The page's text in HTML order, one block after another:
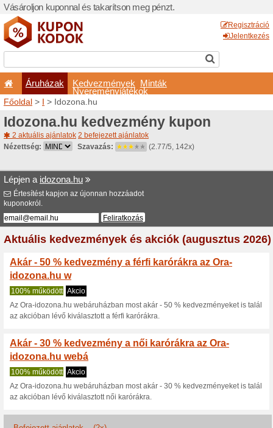
Vásároljon kuponnal és
Áruházak
Főoldal>I> Idozona.hu
Idozona.hu
2 aktuális ajánlatok 2
Nézettség: